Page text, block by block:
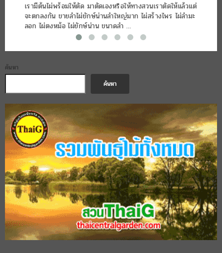
เรามีต้นไผ่พร้อมให้ตัด มาตัดเองหรือให้ทางสวนเราตัดให้แล้วแต่
จะตกลงกัน ขายลำไผ่ยักษ์น่านลำใหญ่มาก ไผ่สร้างไพร ไผ่ลำมะ
ลอก ไผ่ตงหม้อ ไผ่ยักษ์น่าน ขนาดลำ …
ค้นหา
ค้นหา